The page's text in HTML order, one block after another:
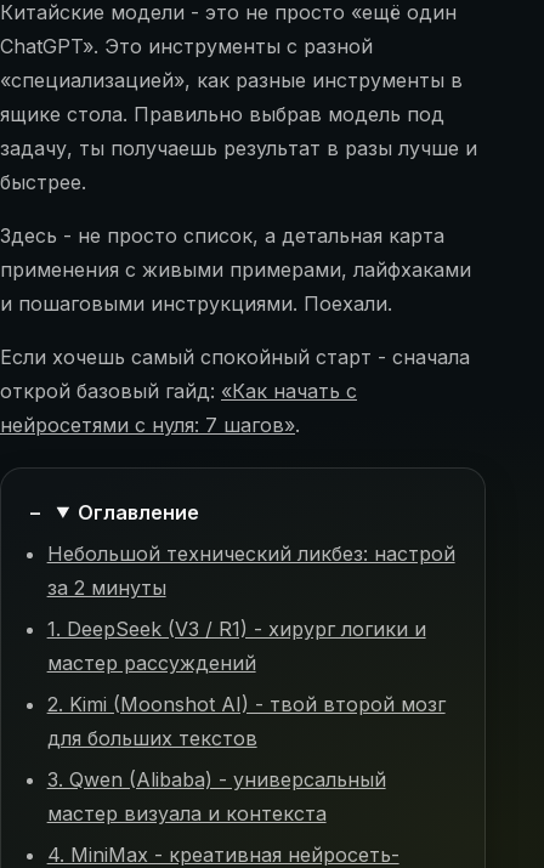
Китайские модели - это не просто «ещё один
ChatGPT». Это инструменты с разной
«специализацией», как разные инструменты в
ящике стола. Правильно выбрав модель под
задачу, ты получаешь результат в разы лучше и
быстрее.
Здесь - не просто список, а детальная карта
применения с живыми примерами, лайфхаками
и пошаговыми инструкциями. Поехали.
Если хочешь самый спокойный старт - сначала
открой базовый гайд: «Как начать с
нейросетями с нуля: 7 шагов».
Оглавление
Небольшой технический ликбез: настрой
за 2 минуты
1. DeepSeek (V3 / R1) - хирург логики и
мастер рассуждений
2. Kimi (Moonshot AI) - твой второй мозг
для больших текстов
3. Qwen (Alibaba) - универсальный
мастер визуала и контекста
4. MiniMax - креативная нейросеть-